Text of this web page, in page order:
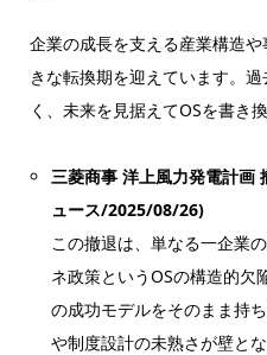
企業の成長を支える産業構造
きな転換期を迎えています。
く、未来を見据えてOSを書き
三菱商事 洋上風力発電計画
ュース/2025/08/26)
この撤退は、単なる一企業
ネ政策というOSの構造的欠
の成功モデルをそのまま持
や制度設計の未熟さが壁と